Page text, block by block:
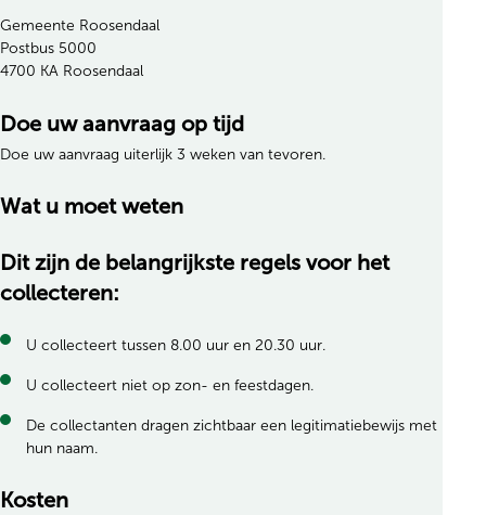
Gemeente Roosendaal
Postbus 5000
4700 KA Roosendaal
Doe uw aanvraag op tijd
Doe uw aanvraag uiterlijk 3 weken van tevoren.
Wat u moet weten
Dit zijn de belangrijkste regels voor het
collecteren:
U collecteert tussen 8.00 uur en 20.30 uur.
U collecteert niet op zon- en feestdagen.
De collectanten dragen zichtbaar een legitimatiebewijs met
hun naam.
Kosten